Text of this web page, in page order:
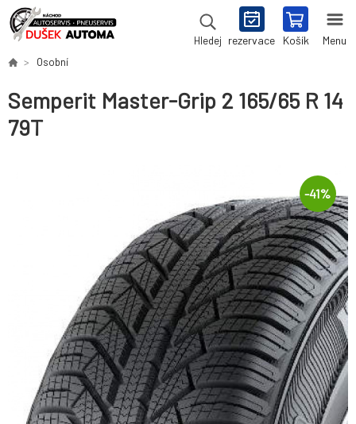
Hledej rezervace Košík Menu
Osobní
Semperit Master-Grip 2 165/65 R 14
79T
-41%